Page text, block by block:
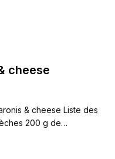
cheese
& cheese Liste des
200 g de…